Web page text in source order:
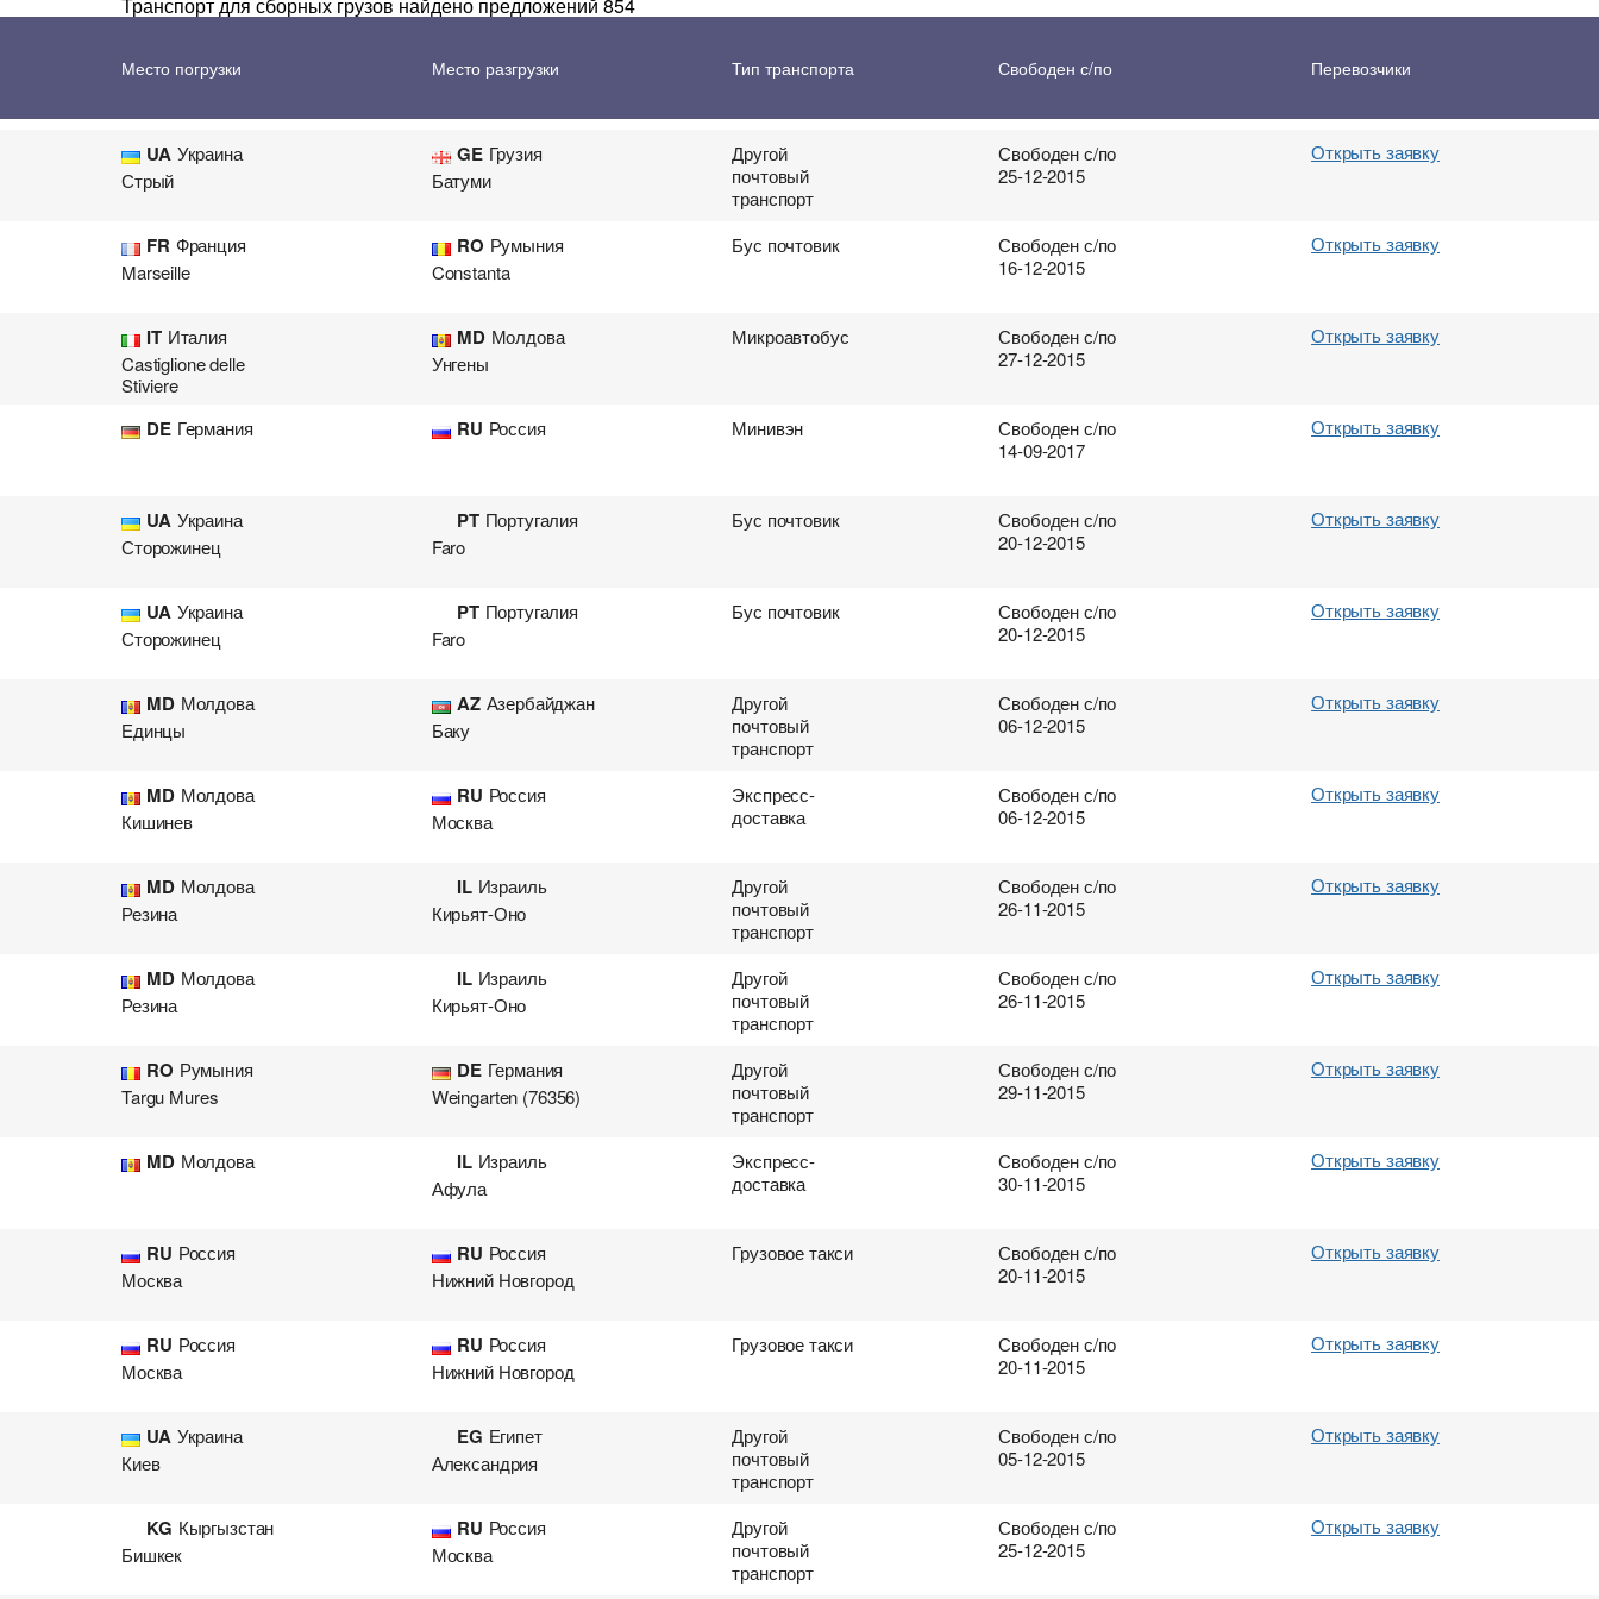
Перевозка цветов
Авиа перевозки грузов
Добавить груз для автоперевозок
Добавить транспорт для автоперевозок
Место погрузки Место разгрузки Тип транспорта Свободен с/по Перевозчики
UA Украина
GE Грузия
Другой
почтовый
Свободен с/по
25-12-2015
Открыть заявку
UA Украина
Стрый
GE Грузия
Батуми
Другой
почтовый
транспорт
Свободен с/по
25-12-2015
Открыть заявку
FR Франция
Marseille
RO Румыния
Constanta
Бус почтовик
Свободен с/по
16-12-2015
Открыть заявку
IT Италия
Castiglione delle
Stiviere
MD Молдова
Унгены
Микроавтобус
Свободен с/по
27-12-2015
Открыть заявку
DE Германия RU Россия Минивэн
Свободен с/по
14-09-2017
Открыть заявку
UA Украина
Сторожинец
PT Португалия
Faro
Бус почтовик
Свободен с/по
20-12-2015
Открыть заявку
UA Украина
Сторожинец
PT Португалия
Faro
Бус почтовик
Свободен с/по
20-12-2015
Открыть заявку
MD Молдова
Единцы
AZ Азербайджан
Баку
Другой
почтовый
транспорт
Свободен с/по
06-12-2015
Открыть заявку
MD Молдова
Кишинев
RU Россия
Москва
Экспресс-
доставка
Свободен с/по
06-12-2015
Открыть заявку
MD Молдова
Резина
IL Израиль
Кирьят-Оно
Другой
почтовый
транспорт
Свободен с/по
26-11-2015
Открыть заявку
MD Молдова
Резина
IL Израиль
Кирьят-Оно
Другой
почтовый
транспорт
Свободен с/по
26-11-2015
Открыть заявку
RO Румыния
Targu Mures
DE Германия
Weingarten (76356)
Другой
почтовый
транспорт
Свободен с/по
29-11-2015
Открыть заявку
MD Молдова IL Израиль
Афула
Экспресс-
доставка
Свободен с/по
30-11-2015
Открыть заявку
RU Россия
Москва
RU Россия
Нижний Новгород
Грузовое такси
Свободен с/по
20-11-2015
Открыть заявку
RU Россия
Москва
RU Россия
Нижний Новгород
Грузовое такси
Свободен с/по
20-11-2015
Открыть заявку
UA Украина
Киев
EG Египет
Александрия
Другой
почтовый
транспорт
Свободен с/по
05-12-2015
Открыть заявку
KG Кыргызстан
Бишкек
RU Россия
Москва
Другой
почтовый
транспорт
Свободен с/по
25-12-2015
Открыть заявку
Узнать стоимость перевозки
Разместить транспорт для поиска груза